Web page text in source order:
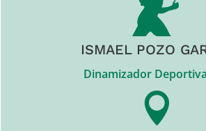
ISMAEL POZO
Dinamizador Deportiva
